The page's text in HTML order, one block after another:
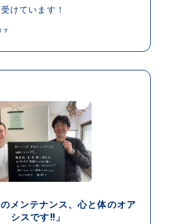
けています！
す
のメンテナンス、心と体のオア
シスです‼」